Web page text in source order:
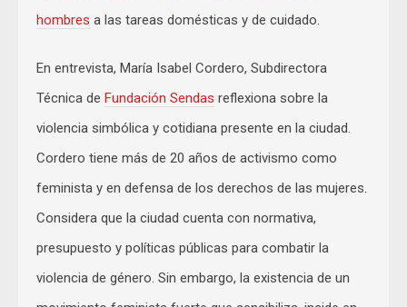
hombres a las tareas domésticas y de cuidado.
En entrevista, María Isabel Cordero, Subdirectora
Técnica de Fundación Sendas reflexiona sobre la
violencia simbólica y cotidiana presente en la ciudad.
Cordero tiene más de 20 años de activismo como
feminista y en defensa de los derechos de las mujeres.
Considera que la ciudad cuenta con normativa,
presupuesto y políticas públicas para combatir la
violencia de género. Sin embargo, la existencia de un